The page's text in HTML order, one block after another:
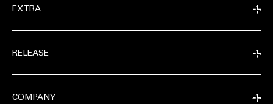
EXTRA
RELEASE
COMPANY